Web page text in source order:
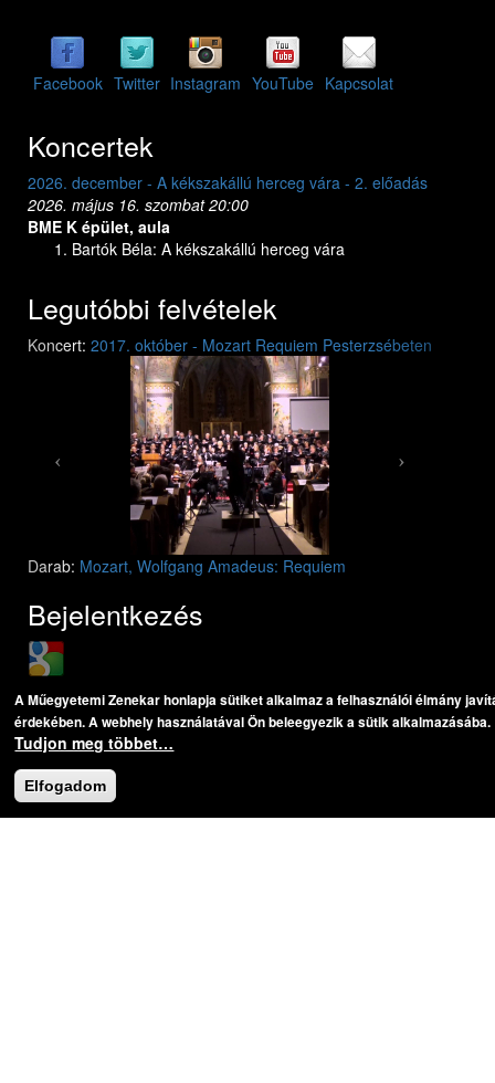
Facebook Twitter Instagram YouTube Kapcsolat
Koncertek
2026. december - A kékszakállú herceg vára - 2. előadás
2026. május 16. szombat 20:00
BME K épület, aula
Bartók Béla: A kékszakállú herceg vára
Legutóbbi felvételek
Koncert: 2017. október - Mozart Requiem Pesterzsébeten
Mozart: Requiem
Mozart: Requiem
Darab: Mozart, Wolfgang Amadeus: Requiem
Previous Next
Bejelentkezés
Login with Google
Felhasználónév*
Jelszó*
A Műegyetemi Zenekar honlapja sütiket alkalmaz a felhasználói élmány
érdekében. A webhely használatával Ön beleegyezik a sütik alkalmazásába.
Tudjon meg többet…
Elfogadom